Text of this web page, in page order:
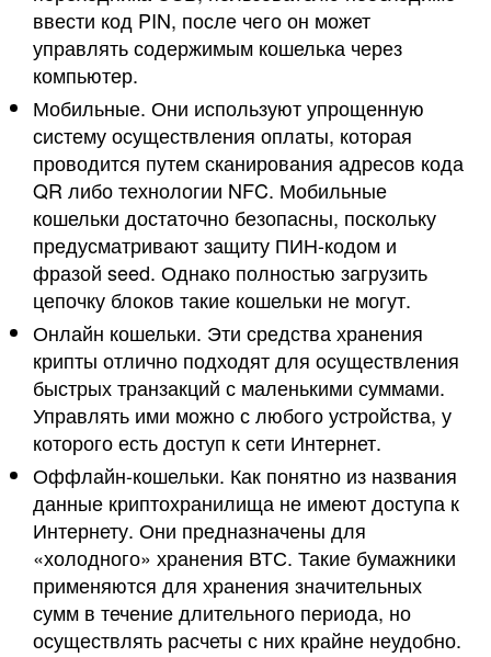
ввести код PIN, после чего он может
управлять содержимым кошелька через
компьютер.
Мобильные. Они используют упрощенную
систему осуществления оплаты, которая
проводится путем сканирования адресов кода
QR либо технологии NFC. Мобильные
кошельки достаточно безопасны, поскольку
предусматривают защиту ПИН-кодом и
фразой seed. Однако полностью загрузить
цепочку блоков такие кошельки не могут.
Онлайн кошельки. Эти средства хранения
крипты отлично подходят для осуществления
быстрых транзакций с маленькими суммами.
Управлять ими можно с любого устройства, у
которого есть доступ к сети Интернет.
Оффлайн-кошельки. Как понятно из названия
данные криптохранилища не имеют доступа к
Интернету. Они предназначены для
«холодного» хранения ВТС. Такие бумажники
применяются для хранения значительных
сумм в течение длительного периода, но
осуществлять расчеты с них крайне неудобно.